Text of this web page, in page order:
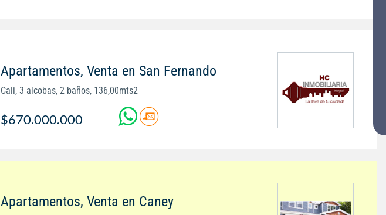
Apartamentos, Venta en San Fernando
Cali, 3 alcobas, 2 baños, 136,00mts2
$670.000.000
Apartamentos, Venta en Caney